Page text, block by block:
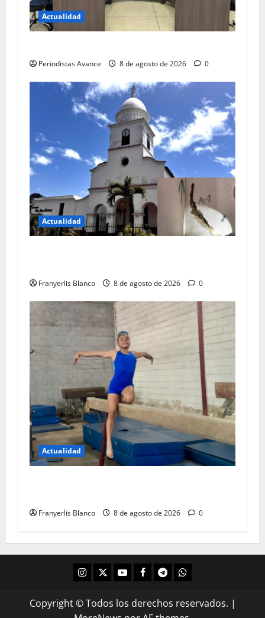
Actualidad
Periodistas Avance 8 de agosto de 2026 0
Actualidad
Franyerlis Blanco 8 de agosto de 2026 0
Actualidad
Franyerlis Blanco 8 de agosto de 2026 0
Copyright © Todos los derechos reservados. |